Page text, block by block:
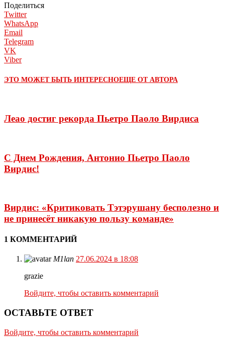
Поделиться
Twitter
WhatsApp
Email
Telegram
VK
Viber
ЭТО МОЖЕТ БЫТЬ ИНТЕРЕСНОЕЩЕ ОТ АВТОРА
Леао достиг рекорда Пьетро Паоло Вирдиса
С Днем Рождения, Антонио Пьетро Паоло
Вирдис!
Вирдис: «Критиковать Тэтэрушану бесполезно и
не принесёт никакую пользу команде»
1 КОММЕНТАРИЙ
M1lan 27.06.2024 в 18:08
grazie
Войдите, чтобы оставить комментарий
ОСТАВЬТЕ ОТВЕТ
Войдите, чтобы оставить комментарий